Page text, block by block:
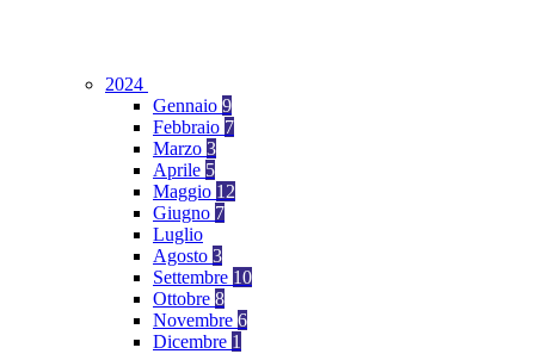
2024
Gennaio 9
Febbraio 7
Marzo 3
Aprile 5
Maggio 12
Giugno 7
Luglio
Agosto 3
Settembre 10
Ottobre 8
Novembre 6
Dicembre 1